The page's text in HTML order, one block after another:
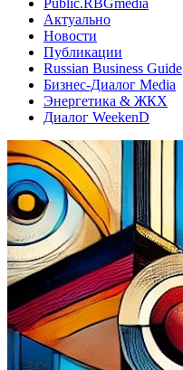
Public.RBGmedia
Актуально
Новости
Публикации
Russian Business Guide
Бизнес-Диалог Media
Энергетика & ЖКХ
Диалог WeekenD